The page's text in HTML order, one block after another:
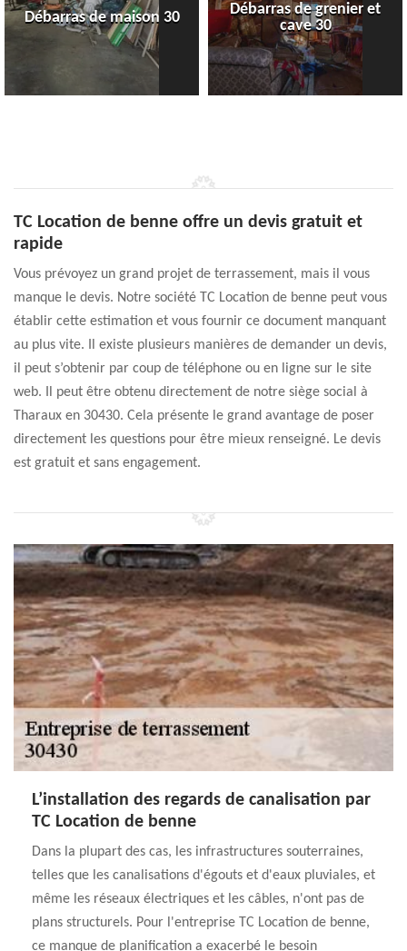
Débarras de maison 30
Débarras de grenier et
cave 30
TC Location de benne offre un devis gratuit et
rapide
Vous prévoyez un grand projet de terrassement, mais il vous
manque le devis. Notre société TC Location de benne peut vous
établir cette estimation et vous fournir ce document manquant
au plus vite. Il existe plusieurs manières de demander un devis,
il peut s’obtenir par coup de téléphone ou en ligne sur le site
web. Il peut être obtenu directement de notre siège social à
Tharaux en 30430. Cela présente le grand avantage de poser
directement les questions pour être mieux renseigné. Le devis
est gratuit et sans engagement.
L’installation des regards de canalisation par
TC Location de benne
Dans la plupart des cas, les infrastructures souterraines,
telles que les canalisations d'égouts et d'eaux pluviales, et
même les réseaux électriques et les câbles, n'ont pas de
plans structurels. Pour l'entreprise TC Location de benne,
ce manque de planification a exacerbé le besoin